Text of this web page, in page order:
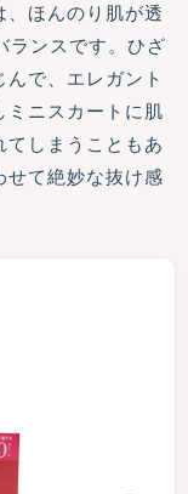
ほんのり肌が透
ランスです。ひざ
で、エレガント
ミニスカートに肌
てしまうこともあ
せて絶妙な抜け感